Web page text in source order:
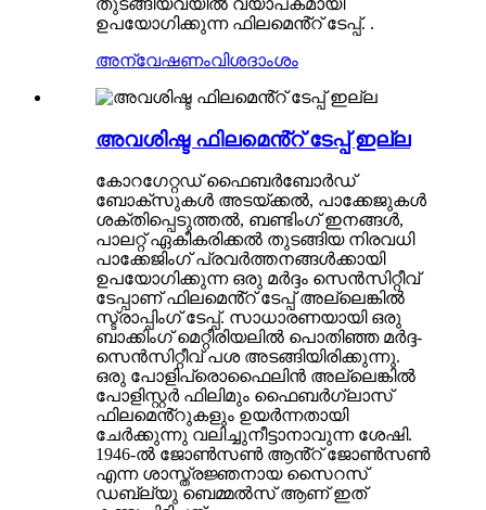
ഉപയോഗിക്കുന്ന ഫിലമെൻ്റ് ടേപ്പ്. .
അന്വേഷണംവിശദാംശം
അവശിഷ്ട ഫിലമെൻ്റ് ടേപ്പ് ഇല്ല
കോറഗേറ്റഡ് ഫൈബർബോർഡ്
ബോക്സുകൾ അടയ്ക്കൽ, പാക്കേജുകൾ
ശക്തിപ്പെടുത്തൽ, ബണ്ടിംഗ് ഇനങ്ങൾ,
പാലറ്റ് ഏകീകരിക്കൽ തുടങ്ങിയ നിരവധി
പാക്കേജിംഗ് പ്രവർത്തനങ്ങൾക്കായി
ഉപയോഗിക്കുന്ന ഒരു മർദ്ദം സെൻസിറ്റീവ്
ടേപ്പാണ് ഫിലമെൻ്റ് ടേപ്പ് അല്ലെങ്കിൽ
സ്ട്രാപ്പിംഗ് ടേപ്പ്. സാധാരണയായി ഒരു
ബാക്കിംഗ് മെറ്റീരിയലിൽ പൊതിഞ്ഞ മർദ്ദ-
സെൻസിറ്റീവ് പശ അടങ്ങിയിരിക്കുന്നു.
ഒരു പോളിപ്രൊഫൈലിൻ അല്ലെങ്കിൽ
പോളിസ്റ്റർ ഫിലിമും ഫൈബർഗ്ലാസ്
ഫിലമെൻ്റുകളും ഉയർന്നതായി
ചേർക്കുന്നു വലിച്ചുനീട്ടാനാവുന്ന ശേഷി.
1946-ൽ ജോൺസൺ ആൻ്റ് ജോൺസൺ
എന്ന ശാസ്ത്രജ്ഞനായ സൈറസ്
ഡബ്ല്യു ബെമ്മൽസ് ആണ് ഇത്